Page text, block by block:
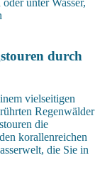
unter Wasser,
durch
vielseitigen
Regenwälder
die
korallenreichen
die Sie in